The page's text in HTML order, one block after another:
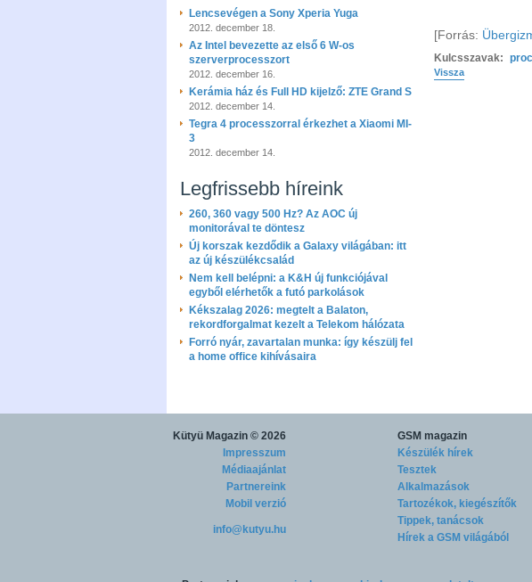
Lencsevégen a Sony Xperia Yuga
2012. december 18.
Az Intel bevezette az első 6 W-os
szerverprocesszort
2012. december 16.
Kerámia ház és Full HD kijelző: ZTE Grand S
2012. december 14.
Tegra 4 processzorral érkezhet a Xiaomi MI-
3
2012. december 14.
Legfrissebb híreink
260, 360 vagy 500 Hz? Az AOC új
monitorával te döntesz
Új korszak kezdődik a Galaxy világában: itt
az új készülékcsalád
Nem kell belépni: a K&H új funkciójával
egyből elérhetők a futó parkolások
Kékszalag 2026: megtelt a Balaton,
rekordforgalmat kezelt a Telekom hálózata
Forró nyár, zavartalan munka: így készülj fel
a home office kihívásaira
[Forrás:
Kulcsszavak:
Vissza
Kütyü Magazin © 2026
Impresszum
Médiaajánlat
Partnereink
Mobil verzió
info@kutyu.hu
GSM magazin
Készülék hírek
Tesztek
Alkalmazások
Tartozékok, kiegészítők
Tippek, tanácsok
Hírek a GSM világából